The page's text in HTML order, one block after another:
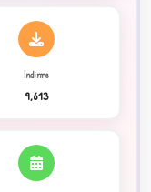
İndirme
9,613